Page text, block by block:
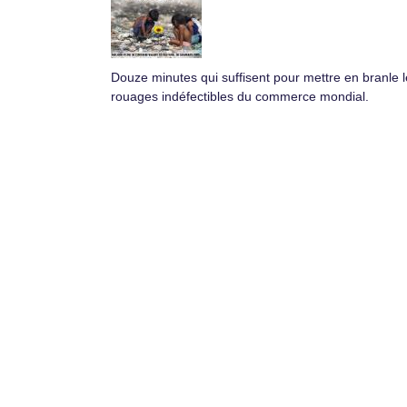
Douze minutes qui suffisent pour mettre en branle
rouages indéfectibles du commerce mondial.